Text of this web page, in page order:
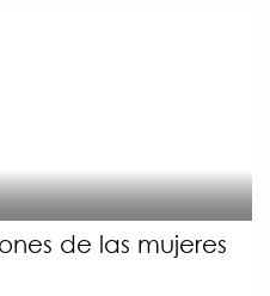
de las mujeres